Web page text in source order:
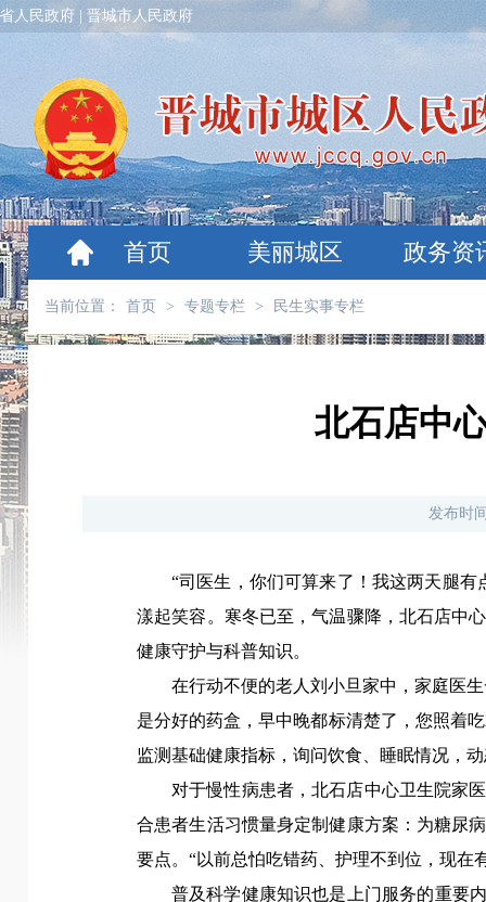
人民政府 晋城市人民政府
首页 美丽城区 政务资
当前位置： 首页 > 专题专栏 > 民生实事专栏
北石店中
发布时
“司医生，你们可算来了！我这两天腿
漾起笑容。寒冬已至，气温骤降，北石店中
健康守护与科普知识。
在行动不便的老人刘小旦家中，家庭医
是分好的药盒，早中晚都标清楚了，您照着
监测基础健康指标，询问饮食、睡眠情况，
对于慢性病患者，北石店中心卫生院家
合患者生活习惯量身定制健康方案：为糖尿
要点。“以前总怕吃错药、护理不到位，现在
普及科学健康知识也是上门服务的重要